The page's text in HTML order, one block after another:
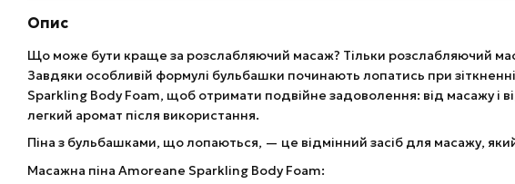
Опис
Що може бути краще за розслабляючий масаж? Тільки розслабляючий
Завдяки особливій формулі бульбашки починають лопатись при
Sparkling Body Foam, щоб отримати подвійне задоволення: від масажу і
легкий аромат після використання.
Піна з бульбашками, що лопаються, — це відмінний засіб для масажу,
Масажна піна Amoreane Sparkling Body Foam: